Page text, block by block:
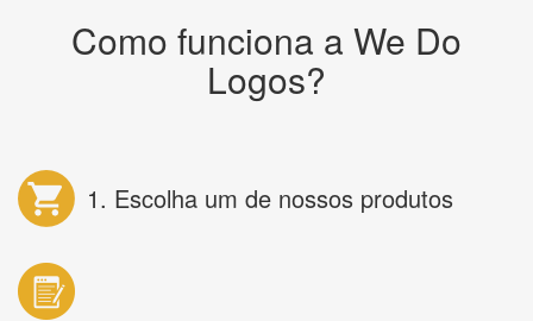
Como funciona a We Do
Logos?
1. Escolha um de nossos produtos